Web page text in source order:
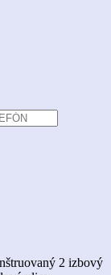
2 izbový